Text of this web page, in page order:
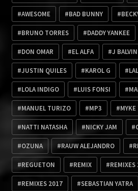
AWESOME BAD BUNNY
BRUNO TORRES DADDY YANKEE
DON OMAR EL ALFA J BALVIN
JUSTIN QUILES KAROL G
LOLA INDIGO LUIS FONSI
MANUEL TURIZO MP3
NATTI NATASHA NICKY JAM
OZUNA RAUW ALEJANDRO
REGUETON REMIX REMIXES
REMIXES 2017 SEBASTIAN YATRA